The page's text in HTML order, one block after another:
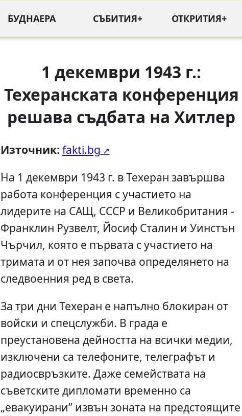
БУДНАЕРА СЪБИТИЯ+ ОТКРИТИЯ+
1 декември 1943 г.:
Техеранската конференция
решава съдбата на Хитлер
Източник: fakti.bg
На 1 декември 1943 г. в Техеран завършва
работа конференция с участието на
лидерите на САЩ, СССР и Великобритания -
Франклин Рузвелт, Йосиф Сталин и Уинстън
Чърчил, която е първата с участието на
тримата и от нея започва определянето на
следвоенния ред в света.
За три дни Техеран е напълно блокиран от
войски и спецслужби. В града е
преустановена дейността на всички медии,
изключени са телефоните, телеграфът и
радиосвръзките. Даже семействата на
съветските дипломати временно са
„евакуирани” извън зоната на предстоящите